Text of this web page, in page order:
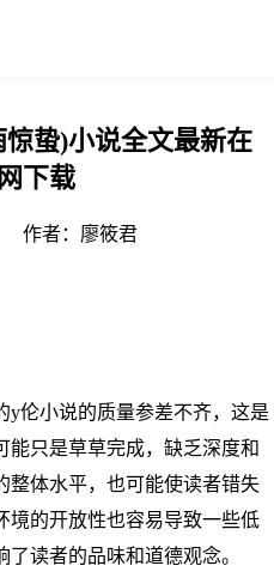
惊蛰)小说全文最新在
下载
作者： 廖筱君
y伦小说的质量参差不齐，这是
能只是草草完成，缺乏深度和
整体水平，也可能使读者错失
境的开放性也容易导致一些低
读者的品味和道德观念。